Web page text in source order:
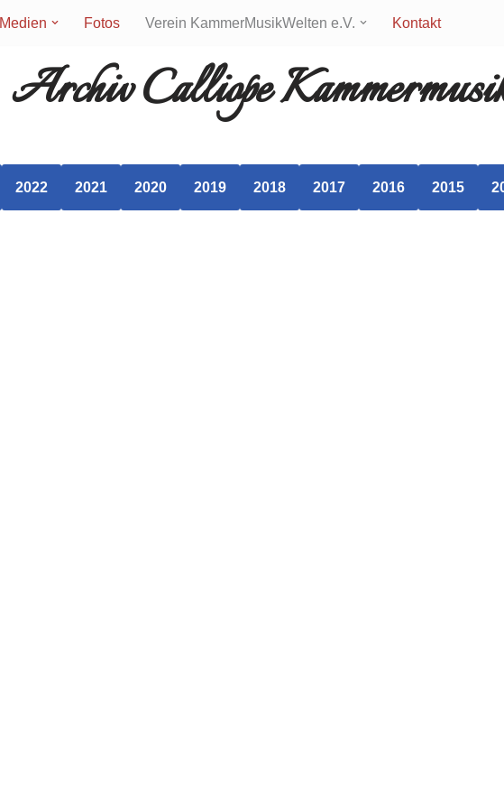
Medien Fotos Verein KammerMusikWelten e.V. Kontakt
Archiv Calliope
2022 2021 2020 2019 2018 2017 2016 2015